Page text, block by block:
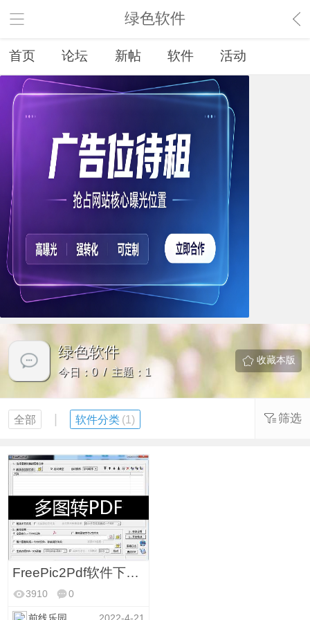
绿色软件
首页 论坛 新帖 软件 活动
绿色软件
今日：0 / 主题：1
收藏本版
全部 | 软件分类 (1) 筛选
FreePic2Pdf软件下载 多图片一键生成PDF格式
3910 0